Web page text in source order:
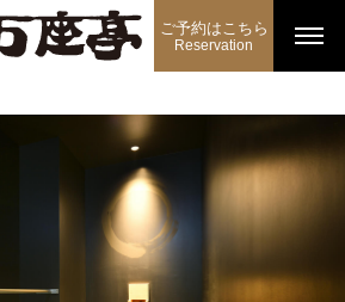
ご予約はこちら
Reservation